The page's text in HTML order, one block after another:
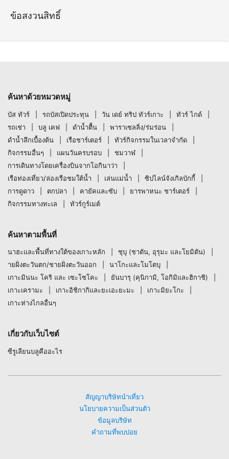
ข้อสงวนสิทธิ์
ค้นหาด้วยหมวดหมู่
บัส ทัวร์ รถบัสเปิดประทุน วัน เดย์ ทริป ทัวร์เกาะ
ทัวร์ ไกด์
รถเช่า
บลู เคฟ ดำน้ำตื้น
พาราเซลลิ่ง/ร่มร่อน
ดำน้ำลึกเบื้องต้น
เรือชาร์เตอร์
ทัวร์กิจกรรมในเวลาจำกัด
กิจกรรมอื่นๆ
แผนวันครบรอบ
ชมวาฬ
การเดินทางโดยเครื่องบินจากโอกินาว่า
เรือท่องเที่ยว/ล่องเรือชมใต้น้ำ
เล่นแม่น้ำ
ซิปไลน์จังเกิลบักกี้
การดูดาว
ตกปลา คายัคและซับ
ยารพาหนะ ชาร์เตอร์
กิจกรรมทางทะเล
ทัวร์กูร์เมต์
ค้นหาตามพื้นที่
นาฮะและพื้นที่ทางใต้ของเกาะหลัก
ชุบุ (ชาตัน, อุรุมะ และโยมิตัน)
ายฝั่งตะวันตก/ชายฝั่งตะวันออก
นาโกะและโมโตบุ
เกาะมินนะ โคริ และ เซะโซโคะ
ยันบารุ (คุนิกามิ, โอกิมิและฮิกาชิ)
เกาะเครามะ
เกาะอิชิกากิและยะเอะยะมะ
เกาะมิยะโกะ
เกาะห่างไกลอื่นๆ
เกี่ยวกับเว็บไซต์
ซีรูเลียนบลูคืออะไร
สัญญาบริษัทนำเที่ยว
นโยบายความเป็นส่วนตัว
ข้อมูลบริษัท
คำถามที่พบบ่อย